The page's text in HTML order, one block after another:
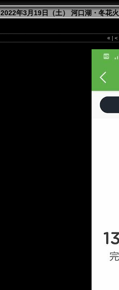
2022年3月19日（土） 河口湖・冬花火
« | <